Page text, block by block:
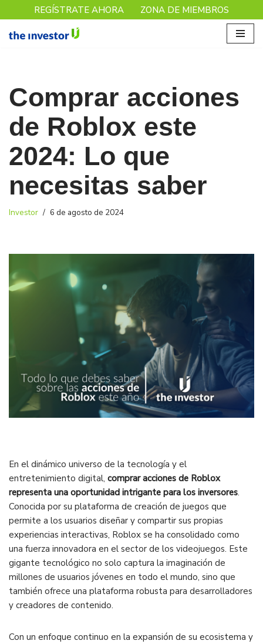
Saltar
REGÍSTRATE AHORA ZONA DE MIEMBROS
Comprar acciones
de Roblox este
2024: Lo que
necesitas saber
Investor 6 de agosto de 2024
En el dinámico universo de la tecnología y el
entretenimiento digital, comprar acciones de Roblox
representa una oportunidad intrigante para los inversores.
Conocida por su plataforma de creación de juegos que
permite a los usuarios diseñar y compartir sus propias
experiencias interactivas, Roblox se ha consolidado como
una fuerza innovadora en el sector de los videojuegos. Este
gigante tecnológico no solo captura la imaginación de
millones de usuarios jóvenes en todo el mundo, sino que
también ofrece una plataforma robusta para desarrolladores
y creadores de contenido.
Con un enfoque continuo en la expansión de su ecosistema y